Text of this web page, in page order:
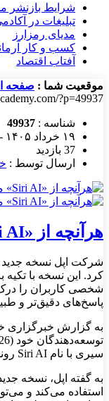
شرایط بازنشر
تبلیغات در
مدیای رمزارز
کسب و کار
آفتاب اقتصاد
موقعیت شما : صفحه
?p=49937
شناسه : 49937
۱۹ خرداد ۱۴۰۵ - ۱۳:۱۳
37 بازدید
ارسال توسط :
هرآنچه از «Siri AI» می‌دانیم
شخصی کاربران را درک
پاسخ‌های دقیق‌تر و
به گزارش خبرگزاری
سیری با نام Siri AI رونمایی کرد.
استفاده می‌کند و